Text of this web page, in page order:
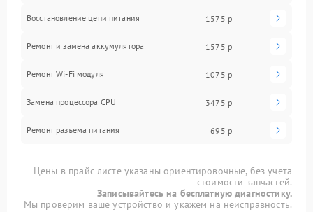
Восстановление цепи питания 1575 р
Ремонт и замена аккумулятора 1575 р
Ремонт Wi-Fi модуля 1075 р
Замена процессора CPU 3475 р
Ремонт разъема питания 695 р
Цены в прайс-листе указаны ориентировочные, без учета
стоимости запчастей.
Записывайтесь на бесплатную диагностику.
Мы проверим ваше устройство и укажем на неисправность.